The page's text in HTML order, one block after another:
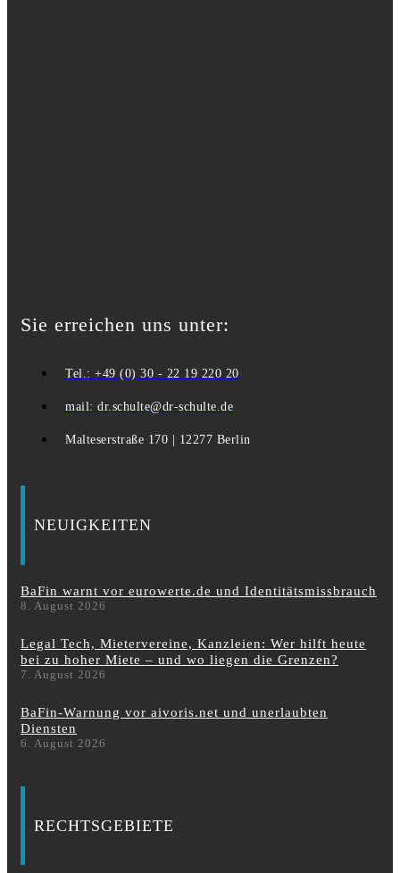
Sie erreichen uns unter:
Tel.: +49 (0) 30 - 22 19 220 20
mail: dr.schulte@dr-schulte.de
Malteserstraße 170 | 12277 Berlin
NEUIGKEITEN
BaFin warnt vor eurowerte.de und Identitätsmissbrauch
8. August 2026
Legal Tech, Mietervereine, Kanzleien: Wer hilft heute
bei zu hoher Miete – und wo liegen die Grenzen?
7. August 2026
BaFin-Warnung vor aivoris.net und unerlaubten
Diensten
6. August 2026
RECHTSGEBIETE